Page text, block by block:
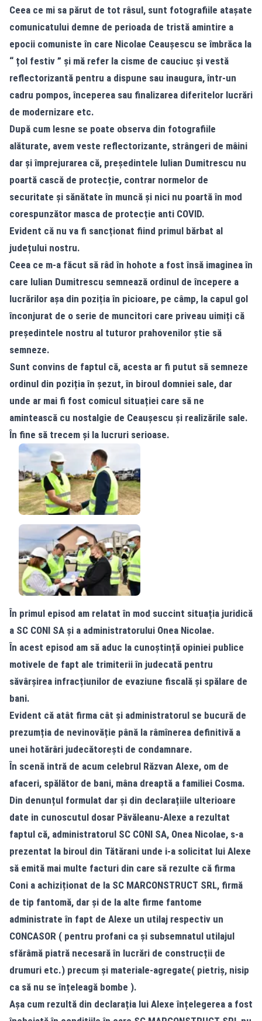
Ceea ce mi sa părut de tot râsul, sunt fotografiile atașate
comunicatului demne de perioada de tristă amintire a
epocii comuniste în care Nicolae Ceaușescu se îmbrăca la
“ țol festiv ” și mă refer la cisme de cauciuc și vestă
reflectorizantă pentru a dispune sau inaugura, într-un
cadru pompos, începerea sau finalizarea diferitelor lucrări
de modernizare etc.
După cum lesne se poate observa din fotografiile
alăturate, avem veste reflectorizante, strângeri de mâini
dar și împrejurarea că, președintele Iulian Dumitrescu nu
poartă cască de protecție, contrar normelor de
securitate și sănătate în muncă și nici nu poartă în mod
corespunzător masca de protecție anti COVID.
Evident că nu va fi sancționat fiind primul bărbat al
județului nostru.
Ceea ce m-a făcut să râd în hohote a fost însă imaginea în
care Iulian Dumitrescu semnează ordinul de începere a
lucrărilor așa din poziția în picioare, pe câmp, la capul gol
înconjurat de o serie de muncitori care priveau uimiți că
președintele nostru al tuturor prahovenilor știe să
semneze.
Sunt convins de faptul că, acesta ar fi putut să semneze
ordinul din poziția în șezut, în biroul domniei sale, dar
unde ar mai fi fost comicul situației care să ne
amintească cu nostalgie de Ceaușescu și realizările sale.
În fine să trecem și la lucruri serioase.
În primul episod am relatat în mod succint situația juridică
a SC CONI SA și a administratorului Onea Nicolae.
În acest episod am să aduc la cunoștință opiniei publice
motivele de fapt ale trimiterii în judecată pentru
săvârșirea infracțiunilor de evaziune fiscală și spălare de
bani.
Evident că atât firma cât și administratorul se bucură de
prezumția de nevinovăție până la râmînerea definitivă a
unei hotărâri judecătorești de condamnare.
În scenă intră de acum celebrul Răzvan Alexe, om de
afaceri, spălător de bani, mâna dreaptă a familiei Cosma.
Din denunțul formulat dar și din declarațiile ulterioare
date in cunoscutul dosar Păvăleanu-Alexe a rezultat
faptul că, administratorul SC CONI SA, Onea Nicolae, s-a
prezentat la biroul din Tătărani unde i-a solicitat lui Alexe
să emită mai multe facturi din care să rezulte că firma
Coni a achiziționat de la SC MARCONSTRUCT SRL, firmă
de tip fantomă, dar și de la alte firme fantome
administrate în fapt de Alexe un utilaj respectiv un
CONCASOR ( pentru profani ca și subsemnatul utilajul
sfărâmă piatră necesară în lucrări de construcții de
drumuri etc.) precum și materiale-agregate( pietriș, nisip
ca să nu se înțeleagă bombe ).
Așa cum rezultă din declarația lui Alexe înțelegerea a fost